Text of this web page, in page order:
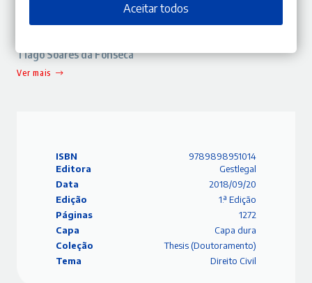
Sobre o Autor
Tiago Soares da Fonseca
Ver mais
ISBN
9789898951014
Editora
Gestlegal
Data
2018/09/20
Edição
1.ª Edição
Páginas
1272
Capa
Capa dura
Coleção
Thesis (Doutoramento)
Tema
Direito Civil
Aceitar todos